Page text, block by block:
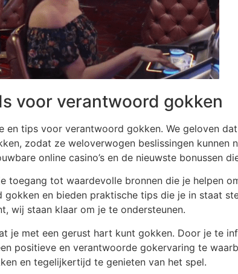
voor verantwoord gokken
en tips voor verantwoord gokken. We geloven
zodat ze weloverwogen beslissingen kunnen
online casino’s en de nieuwste bonussen
toegang tot waardevolle bronnen die je helpen
en bieden praktische tips die je in staat
wij staan klaar om je te ondersteunen.
je met een gerust hart kunt gokken. Door je te
positieve en verantwoorde gokervaring te
en tegelijkertijd te genieten van het spel.